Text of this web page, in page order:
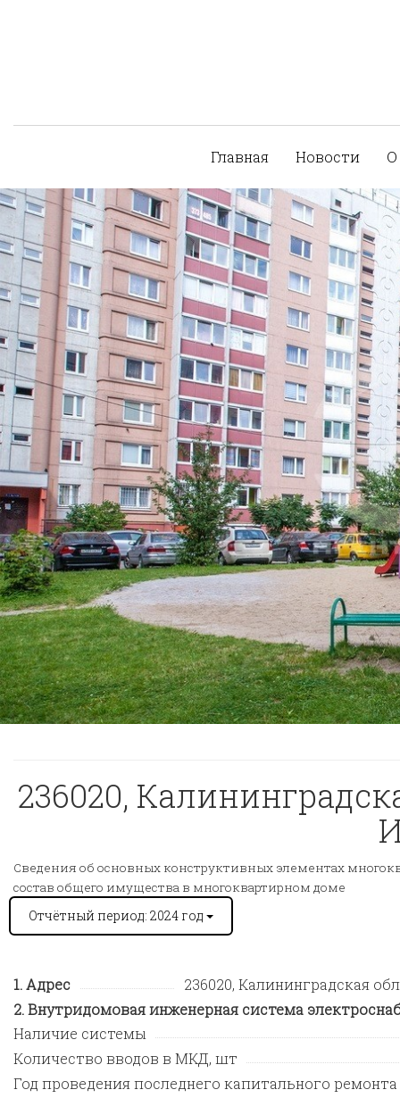
Главная Новости О
236020,
Сведения об основных конструктивных элементах
состав общего имущества в многоквартирном доме
Отчётный период: 2024 год
Адрес
236020, Калининградская
Внутридомовая инженерная система
Наличие системы
Количество вводов в МКД, шт
Год проведения последнего капитального ремонта